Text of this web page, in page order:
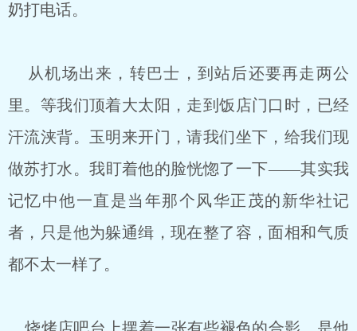
奶打电话。
从机场出来，转巴士，到站后还要再走两公
里。等我们顶着大太阳，走到饭店门口时，已经
汗流浃背。玉明来开门，请我们坐下，给我们现
做苏打水。我盯着他的脸恍惚了一下——其实我
记忆中他一直是当年那个风华正茂的新华社记
者，只是他为躲通缉，现在整了容，面相和气质
都不太一样了。